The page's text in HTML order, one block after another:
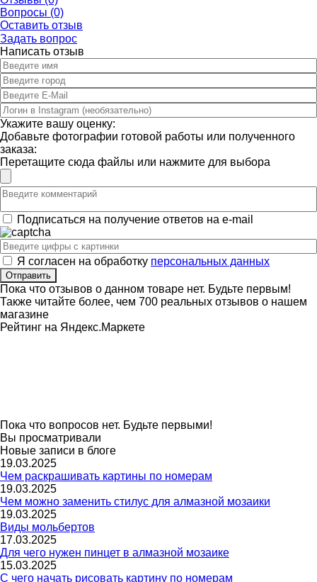
Вопросы (0)
Оставить отзыв
Задать вопрос
Написать отзыв
Укажите вашу оценку:
Добавьте фотографии готовой работы или полученного
заказа:
Перетащите сюда файлы или нажмите для выбора
Подписаться на получение ответов на e-mail
Я согласен на обработку персональных данных
Пока что отзывов о данном товаре нет. Будьте первым!
Также читайте более, чем 700 реальных отзывов о нашем
магазине
Рейтинг на Яндекс.Маркете
Пока что вопросов нет. Будьте первыми!
Вы просматривали
Новые записи в блоге
19.03.2025
Чем раскрашивать картины по номерам
19.03.2025
Чем можно заменить стилус для алмазной мозаики
19.03.2025
Виды мольбертов
17.03.2025
Для чего нужен пинцет в алмазной мозаике
15.03.2025
С чего начать рисовать картину по номерам